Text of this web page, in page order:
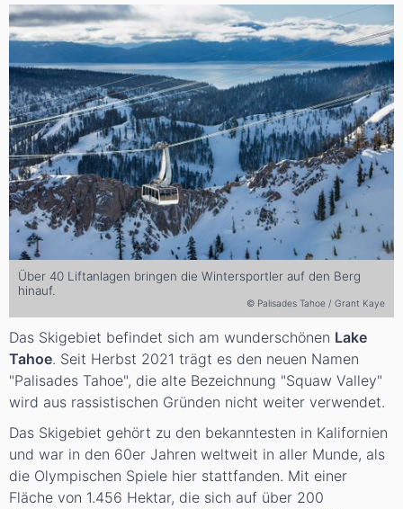
Über 40 Liftanlagen bringen die Wintersportler auf den Berg
hinauf.
© Palisades Tahoe / Grant Kaye
Das Skigebiet befindet sich am wunderschönen Lake
Tahoe. Seit Herbst 2021 trägt es den neuen Namen
"Palisades Tahoe", die alte Bezeichnung "Squaw Valley"
wird aus rassistischen Gründen nicht weiter verwendet.
Das Skigebiet gehört zu den bekanntesten in Kalifornien
und war in den 60er Jahren weltweit in aller Munde, als
die Olympischen Spiele hier stattfanden. Mit einer
Fläche von 1.456 Hektar, die sich auf über 200